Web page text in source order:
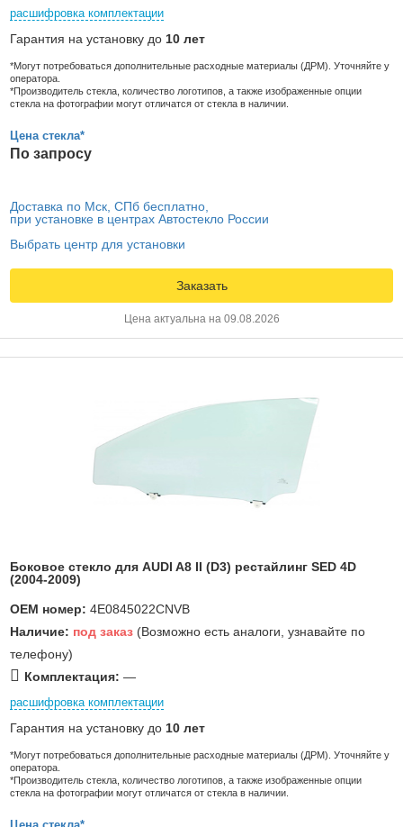
расшифровка комплектации
Гарантия на установку до 10 лет
*Могут потребоваться дополнительные расходные материалы (ДРМ). Уточняйте у
оператора.
*Производитель стекла, количество логотипов, а также изображенные опции
стекла на фотографии могут отличатся от стекла в наличии.
Цена стекла*
По запросу
Доставка по Мск, СПб бесплатно,
при установке в центрах Автостекло России
Выбрать центр для установки
Заказать
Цена актуальна на 09.08.2026
Боковое стекло для AUDI A8 II (D3) рестайлинг SED 4D
(2004-2009)
OEM номер: 4E0845022CNVB
Наличие: под заказ (Возможно есть аналоги, узнавайте по
телефону)
Комплектация: —
расшифровка комплектации
Гарантия на установку до 10 лет
*Могут потребоваться дополнительные расходные материалы (ДРМ). Уточняйте у
оператора.
*Производитель стекла, количество логотипов, а также изображенные опции
стекла на фотографии могут отличатся от стекла в наличии.
Цена стекла*